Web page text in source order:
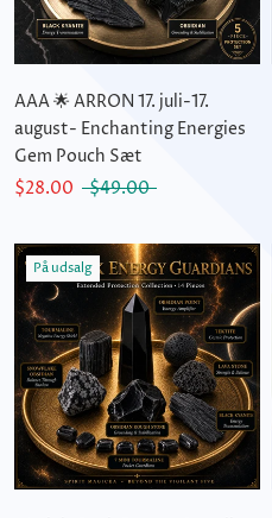
AAA 🌟 ARRON 17. juli-17.
august- Enchanting Energies
Gem Pouch Sæt
$28.00
$49.00
På udsalg